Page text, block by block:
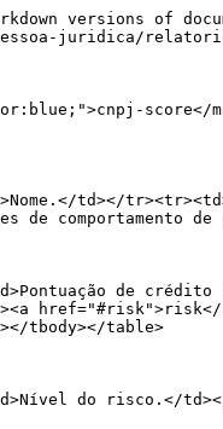
versions of
juridica/
score</
td></
de comportamento
de
tbody></table>
do risco.</